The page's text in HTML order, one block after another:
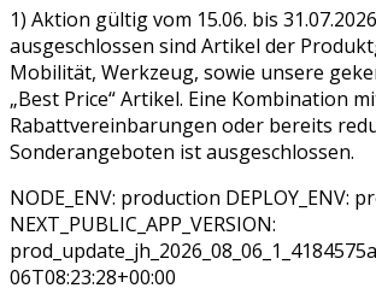
1) Aktion gültig vom 15.06. bis
ausgeschlossen sind Artikel der
Mobilität, Werkzeug, sowie unsere
„Best Price“ Artikel. Eine Kombination
Rabattvereinbarungen oder bereits
Sonderangeboten ist ausgeschlossen.
NODE_ENV: production DEPLOY_ENV:
NEXT_PUBLIC_APP_VERSION:
06T08:23:28+00:00